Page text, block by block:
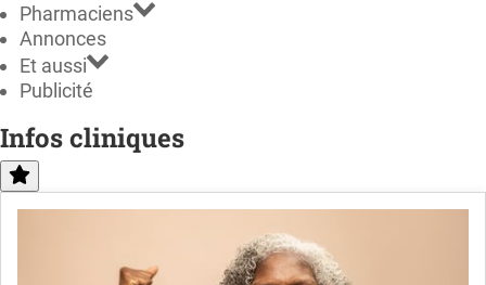
Pharmaciens
Annonces
Et aussi
Publicité
Infos cliniques